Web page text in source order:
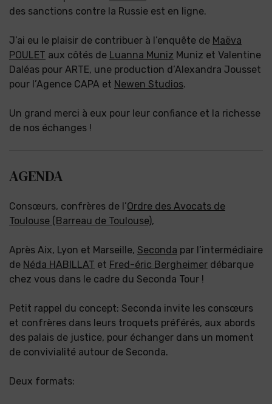
des sanctions contre la Russie est en ligne.
J’ai eu le plaisir de contribuer à l’enquête de Maëva
POULET aux côtés de Luanna Muniz Muniz et Valentine
Daléas pour ARTE, une production d’Alexandra Jousset
pour l’Agence CAPA et Newen Studios.
Un grand merci à eux pour leur confiance et la richesse
de nos échanges !
AGENDA
Consœurs, confrères de l’Ordre des Avocats de
Toulouse (Barreau de Toulouse),
Après Aix, Lyon et Marseille, Seconda par l’intermédiaire
de Néda HABILLAT et Fred-éric Bergheimer débarque
chez vous dans le cadre du Seconda Tour !
Petit rappel du concept: Seconda invite les consœurs
et confrères dans leurs troquets préférés, aux abords
des palais de justice, pour échanger dans un moment
de convivialité autour de Seconda.
Deux formats: